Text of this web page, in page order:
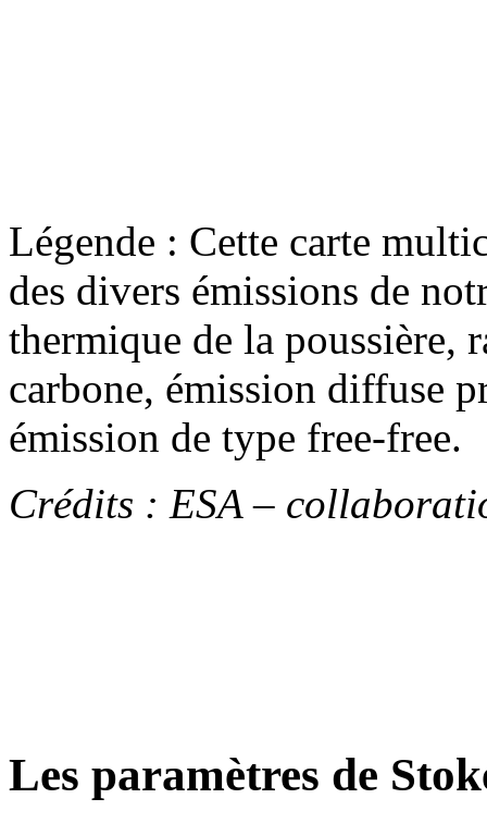
Légende : Cette carte
des divers émissions de
thermique de la poussière,
carbone, émission diffuse
émission de type free-free.
Crédits : ESA –
Les paramètres de